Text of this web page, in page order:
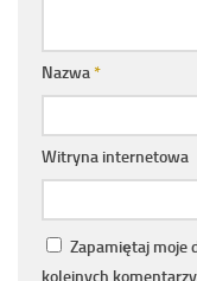
Nazwa*
Witryna internetowa
Zapamiętaj moje